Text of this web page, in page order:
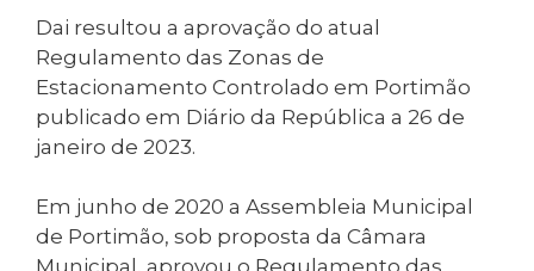
Dai resultou a aprovação do atual
Regulamento das Zonas de
Estacionamento Controlado em Portimão
publicado em Diário da República a 26 de
janeiro de 2023.
Em junho de 2020 a Assembleia Municipal
de Portimão, sob proposta da Câmara